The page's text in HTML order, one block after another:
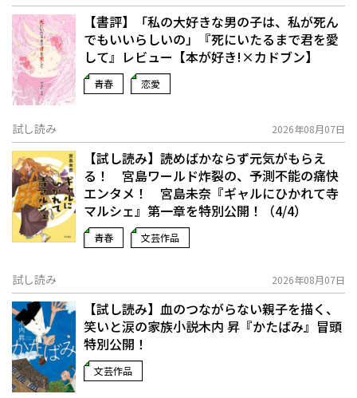
【書評】「私の大好きな男の子は、私が死ん
でもいいらしいの」――『死にいたるまで君を愛
して』レビュー【本が好き!×カドブン】
青春 恋愛
試し読み 2026年08月07日
【試し読み】読めばかならず元気がもらえ
る！ 宮島ワールド炸裂の、予測不能の痛快
エンタメ！ 宮島未奈『ギャルにひかれて寺
マルシェ』第一章を特別公開！（4/4）
青春 文芸作品
試し読み 2026年08月07日
【試し読み】血のつながらない親子を描く、
笑いと涙の家族小説――木内 昇『かたばみ』冒頭
特別公開！
文芸作品